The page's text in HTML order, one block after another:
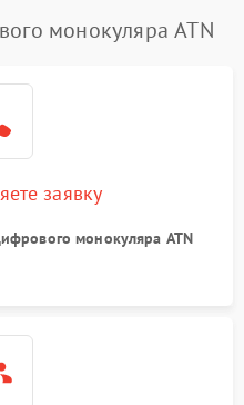
монокуляра ATN
заявку
монокуляра ATN